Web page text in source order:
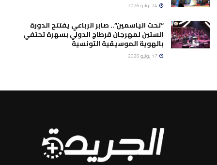
“تحت الياسمين”.. صابر الرباعي يفتتح الدورة
الستين لمهرجان قرطاج الدولي بسهرة تحتفي
بالهوية الموسيقية التونسية